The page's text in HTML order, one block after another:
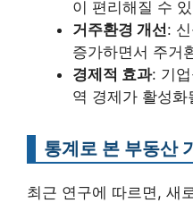
이 편리해질 수
거주환경 개선:
증가하면서 주거
경제적 효과: 기
역 경제가 활성화
통계로 본 부동산
최근 연구에 따르면, 새